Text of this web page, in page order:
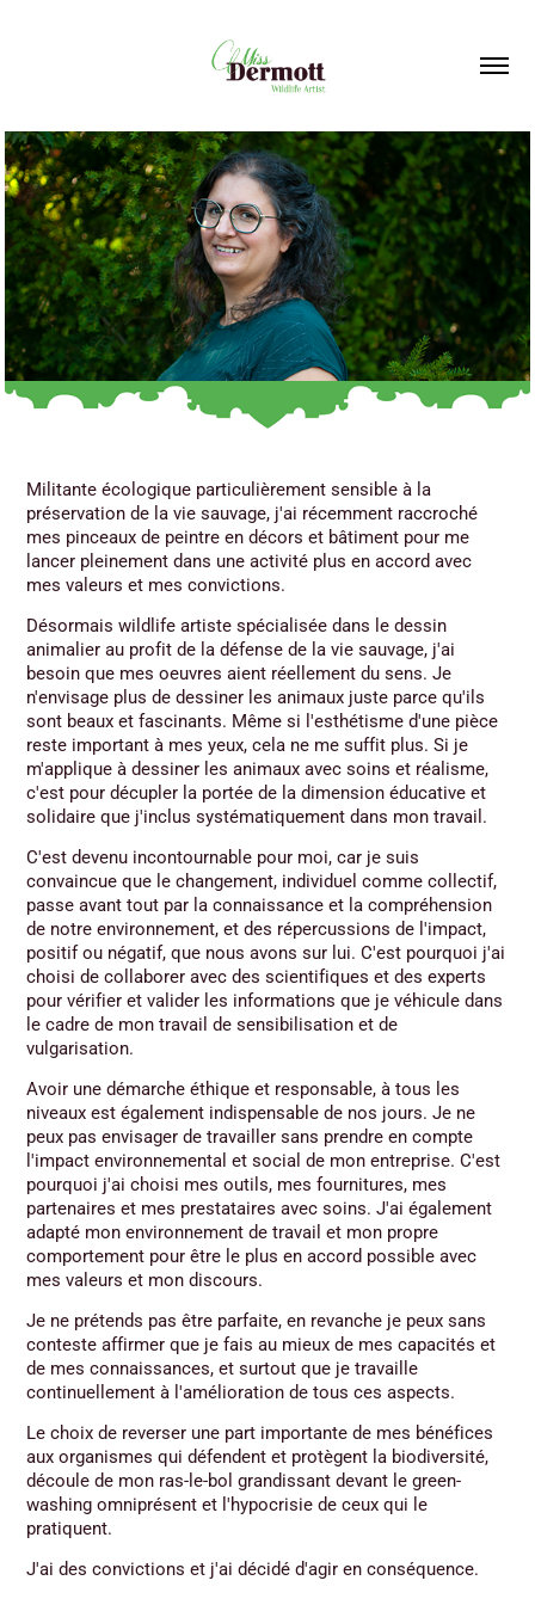
Militante écologique particulièrement sensible à la
préservation de la vie sauvage, j'ai récemment raccroché
mes pinceaux de peintre en décors et bâtiment pour me
lancer pleinement dans une activité plus en accord avec
mes valeurs et mes convictions.
Désormais wildlife artiste spécialisée dans le dessin
animalier au profit de la défense de la vie sauvage, j'ai
besoin que mes oeuvres aient réellement du sens. Je
n'envisage plus de dessiner les animaux juste parce qu'ils
sont beaux et fascinants. Même si l'esthétisme d'une pièce
reste important à mes yeux, cela ne me suffit plus. Si je
m'applique à dessiner les animaux avec soins et réalisme,
c'est pour décupler la portée de la dimension éducative et
solidaire que j'inclus systématiquement dans mon travail.
C'est devenu incontournable pour moi, car je suis
convaincue que le changement, individuel comme collectif,
passe avant tout par la connaissance et la compréhension
de notre environnement, et des répercussions de l'impact,
positif ou négatif, que nous avons sur lui. C'est pourquoi j'ai
choisi de collaborer avec des scientifiques et des experts
pour vérifier et valider les informations que je véhicule dans
le cadre de mon travail de sensibilisation et de
vulgarisation.
Avoir une démarche éthique et responsable, à tous les
niveaux est également indispensable de nos jours. Je ne
peux pas envisager de travailler sans prendre en compte
l'impact environnemental et social de mon entreprise. C'est
pourquoi j'ai choisi mes outils, mes fournitures, mes
partenaires et mes prestataires avec soins. J'ai également
adapté mon environnement de travail et mon propre
comportement pour être le plus en accord possible avec
mes valeurs et mon discours.
Je ne prétends pas être parfaite, en revanche je peux sans
conteste affirmer que je fais au mieux de mes capacités et
de mes connaissances, et surtout que je travaille
continuellement à l'amélioration de tous ces aspects.
Le choix de reverser une part importante de mes bénéfices
aux organismes qui défendent et protègent la biodiversité,
découle de mon ras-le-bol grandissant devant le green-
washing omniprésent et l'hypocrisie de ceux qui le
pratiquent.
J'ai des convictions et j'ai décidé d'agir en conséquence.